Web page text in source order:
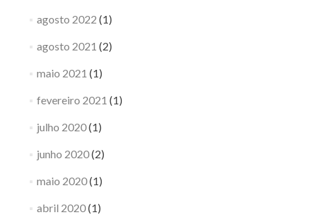
agosto 2022 (1)
agosto 2021 (2)
maio 2021 (1)
fevereiro 2021 (1)
julho 2020(1)
junho 2020(2)
maio 2020(1)
abril 2020(1)